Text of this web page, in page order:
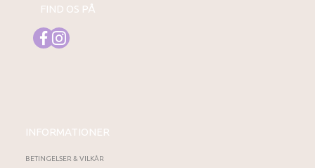
FIND OS PÅ
INFORMATIONER
BETINGELSER & VILKÅR